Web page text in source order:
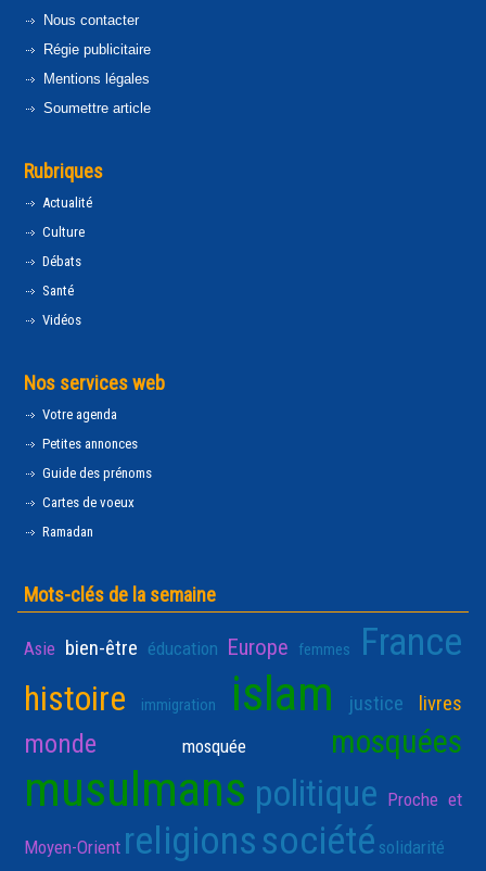
Nous contacter
Régie publicitaire
Mentions légales
Soumettre article
Rubriques
Actualité
Culture
Débats
Santé
Vidéos
Nos services web
Votre agenda
Petites annonces
Guide des prénoms
Cartes de voeux
Ramadan
Mots-clés de la semaine
Asie bien-être éducation Europe femmes France
histoire immigration islam justice livres
monde mosquée mosquées
musulmans politique Proche et
Moyen-Orient religionssociété solidarité